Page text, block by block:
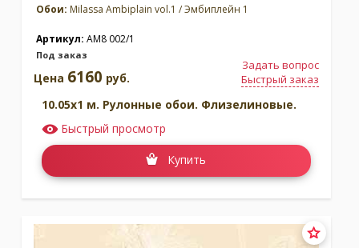
Обои: Milassa Ambiplain vol.1 / Эмбиплейн 1
Артикул: AM8 002/1
Под заказ
Задать вопрос
Быстрый заказ
Цена 6160 руб.
10.05x1 м. Рулонные обои. Флизелиновые.
Быстрый просмотр
Купить